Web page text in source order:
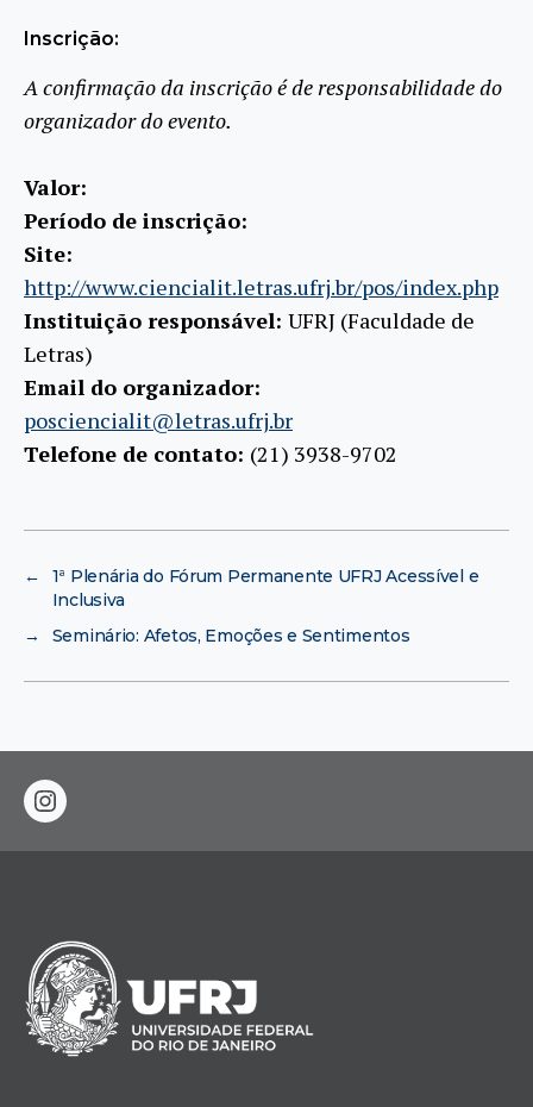
Inscrição:
A confirmação da inscrição é de responsabilidade do
organizador do evento.
Valor:
Período de inscrição:
Site:
http://www.ciencialit.letras.ufrj.br/pos/index.php
Instituição responsável: UFRJ (Faculdade de
Letras)
Email do organizador:
posciencialit@letras.ufrj.br
Telefone de contato: (21) 3938-9702
←
1ª Plenária do Fórum Permanente UFRJ Acessível e
Inclusiva
→
Seminário: Afetos, Emoções e Sentimentos
instagram